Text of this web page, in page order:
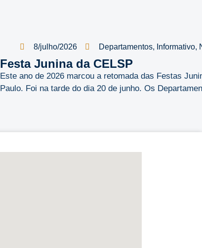
8/julho/2026 Departamentos, Informativo,
Festa Junina da CELSP
Este ano de 2026 marcou a retomada das Festas
Paulo. Foi na tarde do dia 20 de junho. Os